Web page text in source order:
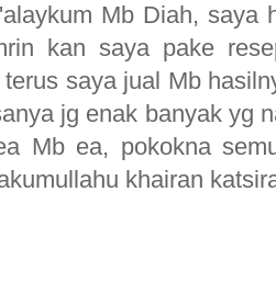
Mb Diah, saya
kan saya pake
terus saya jual Mb
jg enak banyak yg
Mb ea, pokokna
khairan